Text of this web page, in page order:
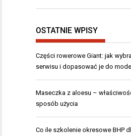
OSTATNIE WPISY
Części rowerowe Giant: jak
serwisu i dopasować je do
Maseczka z aloesu –
sposób użycia
Co ile szkolenie okresowe BHP